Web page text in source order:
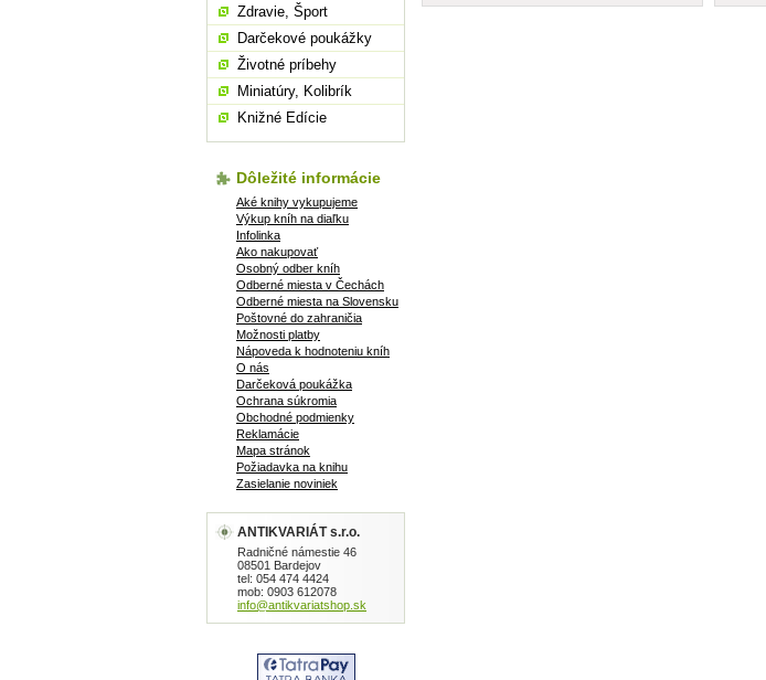
Zdravie, Šport
Darčekové poukážky
Životné príbehy
Miniatúry, Kolibrík
Knižné Edície
Dôležité informácie
Aké knihy vykupujeme
Výkup kníh na diaľku
Infolinka
Ako nakupovať
Osobný odber kníh
Odberné miesta v Čechách
Odberné miesta na Slovensku
Poštovné do zahraničia
Možnosti platby
Nápoveda k hodnoteniu kníh
O nás
Darčeková poukážka
Ochrana súkromia
Obchodné podmienky
Reklamácie
Mapa stránok
Požiadavka na knihu
Zasielanie noviniek
ANTIKVARIÁT s.r.o.
Radničné námestie 46
08501 Bardejov
tel: 054 474 4424
mob: 0903 612078
info@antikvariatshop.sk